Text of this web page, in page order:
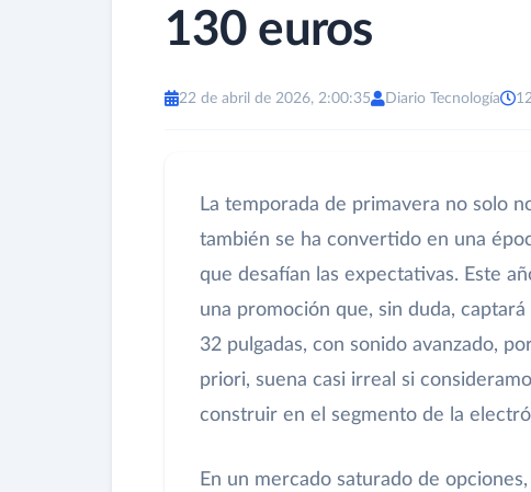
130 euros
22 de abril de 2026, 2:00:35 Diario Tecnología
La temporada de primavera no solo
también se ha convertido en una
que desafían las expectativas. Este
una promoción que, sin duda,
32 pulgadas, con sonido avanzado,
priori, suena casi irreal si
construir en el segmento de la
En un mercado saturado de